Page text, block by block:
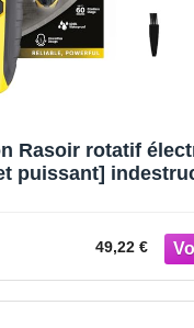
Rasoir rotatif
puissant]
voltage universel)
49,22 €